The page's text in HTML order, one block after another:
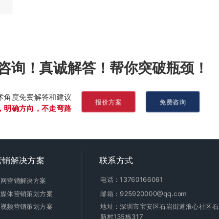
询！真诚解答！帮你突破瓶颈！
角度免费解答和建议
明确方向，不走弯路
免费咨询
报价方案
销解决方案
营销解决方案
体营销策划方案
频营销策划方案
联系方式
电话：13760166061
邮箱：925920000@qq.com
地址：深圳市宝安区石岩街道浪心社区
新村135栋317